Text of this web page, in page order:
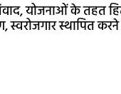
योजनाओं के तहत
स्वरोजगार स्थापित